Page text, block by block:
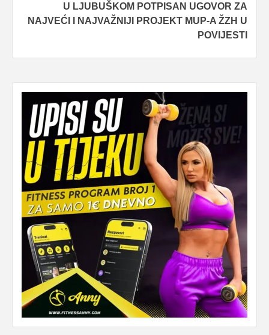
U LJUBUŠKOM POTPISAN UGOVOR ZA
NAJVEĆI I NAJVAŽNIJI PROJEKT MUP-A ŽZH U
POVIJESTI